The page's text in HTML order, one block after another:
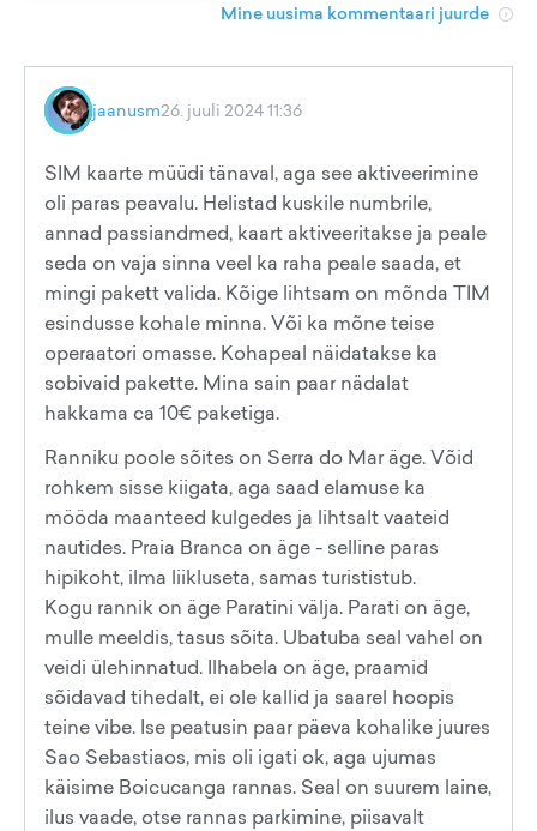
Mine uusima kommentaari juurde
jaanusm26. juuli 2024 11:36
SIM kaarte müüdi tänaval, aga see aktiveerimine
oli paras peavalu. Helistad kuskile numbrile,
annad passiandmed, kaart aktiveeritakse ja peale
seda on vaja sinna veel ka raha peale saada, et
mingi pakett valida. Kõige lihtsam on mõnda TIM
esindusse kohale minna. Või ka mõne teise
operaatori omasse. Kohapeal näidatakse ka
sobivaid pakette. Mina sain paar nädalat
hakkama ca 10€ paketiga.
Ranniku poole sõites on Serra do Mar äge. Võid
rohkem sisse kiigata, aga saad elamuse ka
mööda maanteed kulgedes ja lihtsalt vaateid
nautides. Praia Branca on äge - selline paras
hipikoht, ilma liikluseta, samas turististub.
Kogu rannik on äge Paratini välja. Parati on äge,
mulle meeldis, tasus sõita. Ubatuba seal vahel on
veidi ülehinnatud. Ilhabela on äge, praamid
sõidavad tihedalt, ei ole kallid ja saarel hoopis
teine vibe. Ise peatusin paar päeva kohalike juures
Sao Sebastiaos, mis oli igati ok, aga ujumas
käisime Boicucanga rannas. Seal on suurem laine,
ilus vaade, otse rannas parkimine, piisavalt